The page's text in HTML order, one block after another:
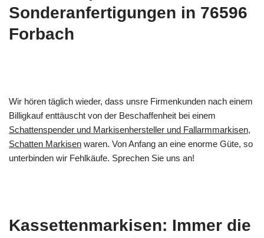
Sonderanfertigungen in 76596
Forbach
Wir hören täglich wieder, dass unsre Firmenkunden nach einem
Billigkauf enttäuscht von der Beschaffenheit bei einem
Schattenspender und Markisenhersteller und Fallarmmarkisen,
Schatten Markisen waren. Von Anfang an eine enorme Güte, so
unterbinden wir Fehlkäufe. Sprechen Sie uns an!
Kassettenmarkisen: Immer die